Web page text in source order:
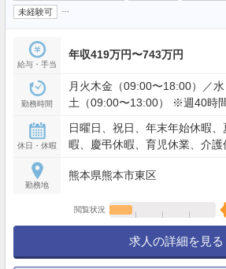
未経験可
給与・手当
年収419万円〜743万円
勤務時間
月火木金（09:00〜18:00）／
土（09:00〜13:00） ※週40時
休日・休暇
日曜日、祝日、年末年始休暇
暇、慶弔休暇、育児休業、介護
勤務地
熊本県熊本市東区
閲覧状況
求人の詳細を見る